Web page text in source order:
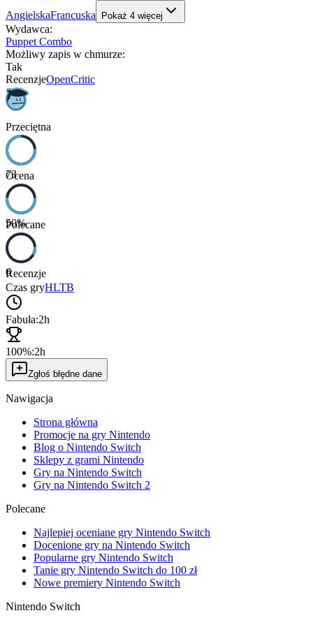
AngielskaFrancuska Pokaż 4 więcej
Wydawca:
Puppet Combo
Możliwy zapis w chmurze:
Tak
RecenzjeOpenCritic
Przeciętna
73
Ocena
50%
Polecane
6
Recenzje
Czas gryHLTB
Fabuła:2h
100%:2h
Zgłoś błędne dane
Nawigacja
Strona główna
Promocje na gry Nintendo
Blog o Nintendo Switch
Sklepy z grami Nintendo
Gry na Nintendo Switch
Gry na Nintendo Switch 2
Polecane
Najlepiej oceniane gry Nintendo Switch
Docenione gry na Nintendo Switch
Popularne gry Nintendo Switch
Tanie gry Nintendo Switch do 100 zł
Nowe premiery Nintendo Switch
Nintendo Switch